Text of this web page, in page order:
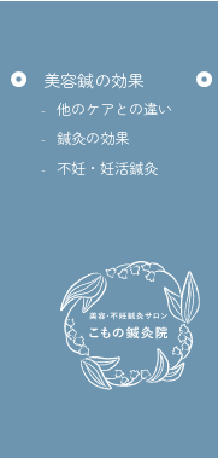
美容鍼の効果
他のケアとの違い
鍼灸の効果
不妊・妊活鍼灸